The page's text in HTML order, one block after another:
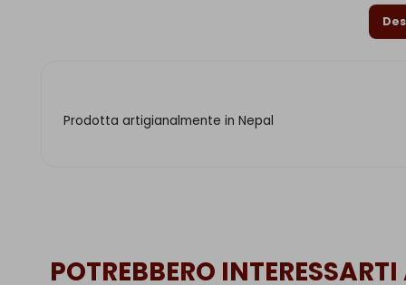
Prodotta artigianalmente in Nepal
POTREBBERO